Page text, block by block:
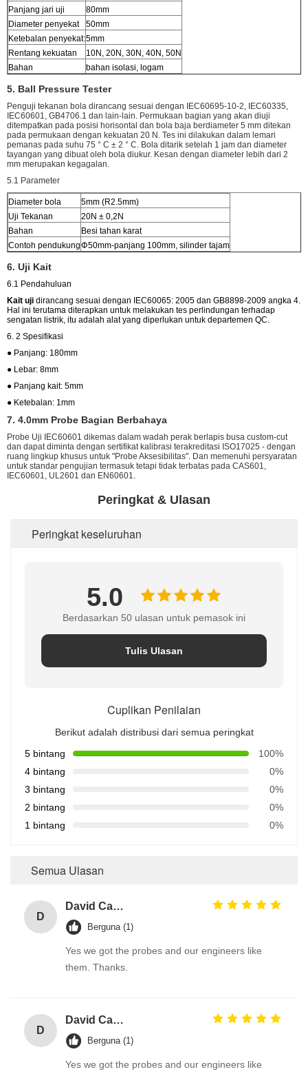
Panjang jari uji
80mm
Diameter penyekat
50mm
Ketebalan penyekat:5mm
Rentang kekuatan
10N, 20N, 30N, 40N, 50N
Bahan
bahan isolasi, logam
5. Ball Pressure Tester
Penguji tekanan bola dirancang sesuai dengan IEC60695-10-2, IEC60335,
IEC60601, GB4706.1 dan lain-lain. Permukaan bagian yang akan diuji
ditempatkan pada posisi horisontal dan bola baja berdiameter 5 mm ditekan
pada permukaan dengan kekuatan 20 N. Tes ini dilakukan dalam lemari
pemanas pada suhu 75 ° C ± 2 ° C. Bola ditarik setelah 1 jam dan diameter
tayangan yang dibuat oleh bola diukur. Kesan dengan diameter lebih dari 2
mm merupakan kegagalan.
5.1 Parameter
Diameter bola
5mm (R2.5mm)
Uji Tekanan
20N ± 0,2N
Bahan
Besi tahan karat
Contoh pendukungΦ50mm-panjang 100mm, silinder tajam
6. Uji Kait
6.1 Pendahuluan
Kait uji dirancang sesuai dengan IEC60065: 2005 dan GB8898-2009 angka 4.
Hal ini terutama diterapkan untuk melakukan tes perlindungan terhadap
sengatan listrik, itu adalah alat yang diperlukan untuk departemen QC.
6. 2 Spesifikasi
● Panjang: 180mm
● Lebar: 8mm
● Panjang kait: 5mm
● Ketebalan: 1mm
7. 4.0mm Probe Bagian Berbahaya
Probe Uji IEC60601 dikemas dalam wadah perak berlapis busa custom-cut
dan dapat diminta dengan sertifikat kalibrasi terakreditasi ISO17025 - dengan
ruang lingkup khusus untuk "Probe Aksesibilitas". Dan memenuhi persyaratan
untuk standar pengujian termasuk tetapi tidak terbatas pada CAS601,
IEC60601, UL2601 dan EN60601.
Peringkat & Ulasan
Peringkat keseluruhan
5.0
Berdasarkan 50 ulasan untuk pemasok ini
Tulis Ulasan
Cuplikan Penilaian
Berikut adalah distribusi dari semua peringkat
5 bintang
100%
4 bintang
0%
3 bintang
0%
2 bintang
0%
1 bintang
0%
Semua Ulasan
D
David Calabro
Berguna (1)
Yes we got the probes and our engineers like
them. Thanks.
D
David Calabro
Berguna (1)
Yes we got the probes and our engineers like